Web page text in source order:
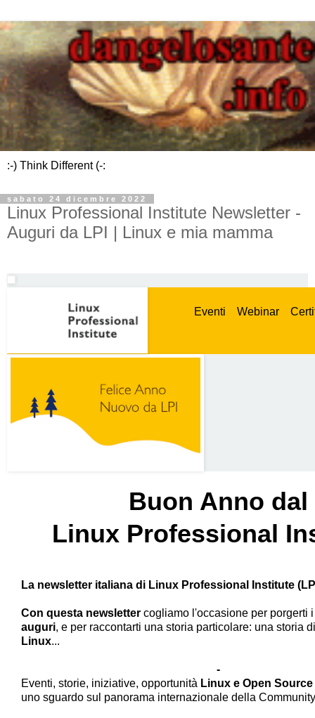
:-) Think Different (-:
sabato 24 dicembre 2022
Linux Professional Institute Newsletter -
Auguri da LPI | Linux e mia mamma
Eventi Webinar
Buon Anno dal
Linux Professional
La newsletter italiana di Linux Professional Institute
Con questa newsletter cogliamo l'occasione per porgerti
auguri, e per raccontarti una storia particolare: una storia
Linux...
-
Eventi, storie, iniziative, opportunità Linux e Open
uno sguardo sul panorama internazionale della